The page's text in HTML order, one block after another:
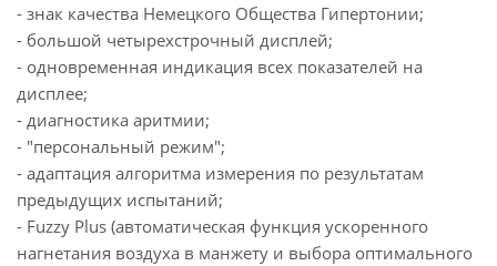
- знак качества Немецкого Общества Гипертонии;
- большой четырехстрочный дисплей;
- одновременная индикация всех показателей на
дисплее;
- диагностика аритмии;
- "персональный режим";
- адаптация алгоритма измерения по результатам
предыдущих испытаний;
- Fuzzy Plus (автоматическая функция ускоренного
нагнетания воздуха в манжету и выбора оптимального